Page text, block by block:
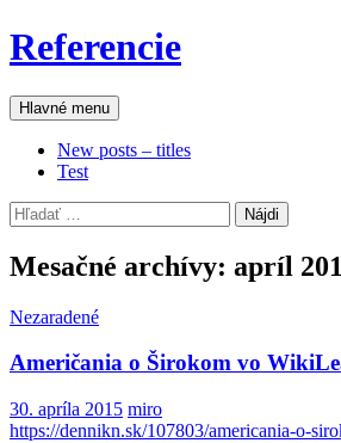
Preskočiť
na
Referencie
Hľadať
Hlavné menu
New posts – titles
Test
Hľadať:
Mesačné archívy: apríl
Nezaradené
Američania o Širokom vo
30. apríla 2015 miro
https://dennikn.sk/107803/americania-o-